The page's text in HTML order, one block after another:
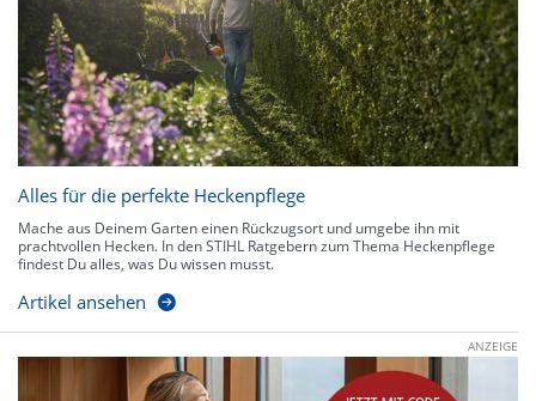
Alles für die perfekte Heckenpflege
Mache aus Deinem Garten einen Rückzugsort und umgebe ihn mit
prachtvollen Hecken. In den STIHL Ratgebern zum Thema Heckenpflege
findest Du alles, was Du wissen musst.
Artikel ansehen
ANZEIGE